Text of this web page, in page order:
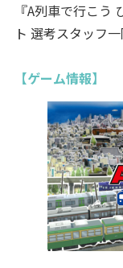
『A列車で行こう
ト 選考スタッフ
【ゲーム情報】